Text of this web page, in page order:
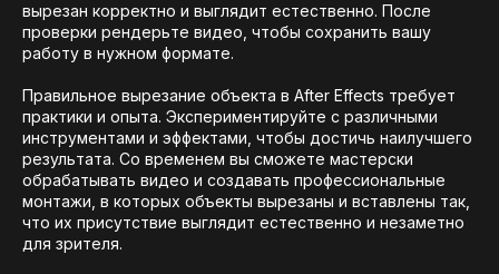
вырезан корректно и выглядит естественно. После
проверки рендерьте видео, чтобы сохранить вашу
работу в нужном формате.
Правильное вырезание объекта в After Effects требует
практики и опыта. Экспериментируйте с различными
инструментами и эффектами, чтобы достичь наилучшего
результата. Со временем вы сможете мастерски
обрабатывать видео и создавать профессиональные
монтажи, в которых объекты вырезаны и вставлены так,
что их присутствие выглядит естественно и незаметно
для зрителя.